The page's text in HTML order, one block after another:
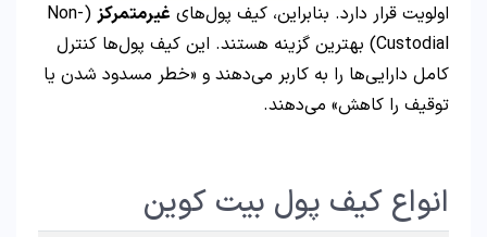
اولویت قرار دارد. بنابراین، کیف پول‌های غیرمتمرکز (Non-
Custodial) بهترین گزینه هستند. این کیف پول‌ها کنترل
کامل دارایی‌ها را به کاربر می‌دهند و «خطر مسدود شدن یا
توقیف را کاهش» می‌دهند.
انواع کیف پول بیت کوین